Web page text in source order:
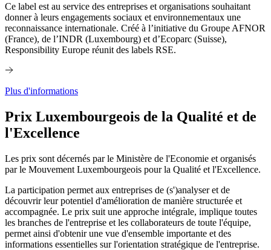
Ce label est au service des entreprises et organisations souhaitant
donner à leurs engagements sociaux et environnementaux une
reconnaissance internationale. Créé à l’initiative du Groupe AFNOR
(France), de l’INDR (Luxembourg) et d’Ecoparc (Suisse),
Responsibility Europe réunit des labels RSE.
Plus d'informations
Prix Luxembourgeois de la Qualité et de
l'Excellence
Les prix sont décernés par le Ministère de l'Economie et organisés
par le Mouvement Luxembourgeois pour la Qualité et l'Excellence.
La participation permet aux entreprises de (s')analyser et de
découvrir leur potentiel d'amélioration de manière structurée et
accompagnée. Le prix suit une approche intégrale, implique toutes
les branches de l'entreprise et les collaborateurs de toute l'équipe,
permet ainsi d'obtenir une vue d'ensemble importante et des
informations essentielles sur l'orientation stratégique de l'entreprise.